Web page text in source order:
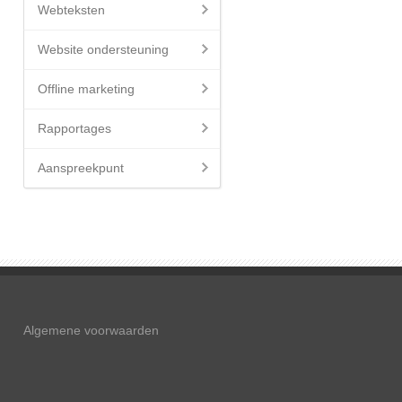
Webteksten
Website ondersteuning
Offline marketing
Rapportages
Aanspreekpunt
Algemene voorwaarden